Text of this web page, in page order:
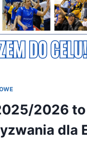
2026 to
dla